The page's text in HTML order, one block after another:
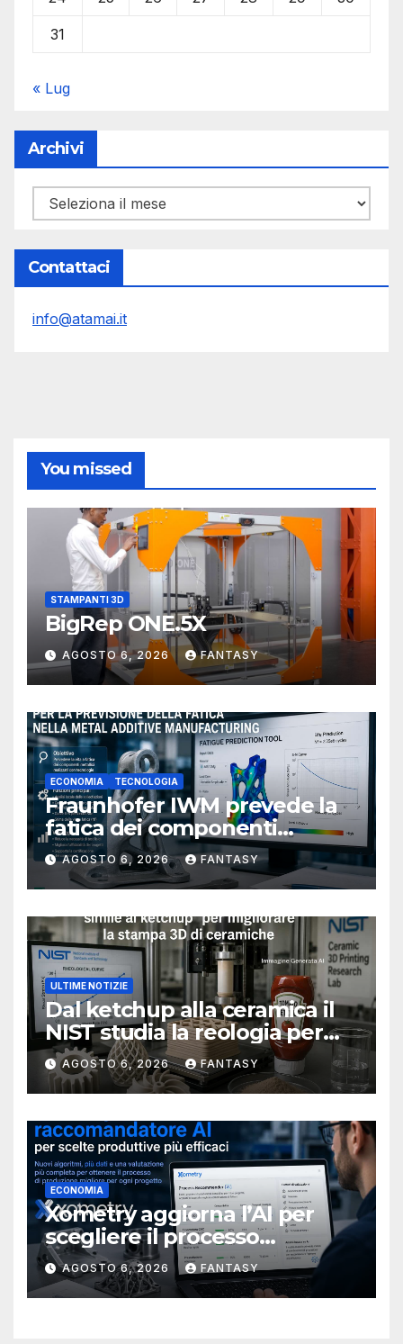
31
« Lug
Archivi
Archivi
Contattaci
info@atamai.it
You missed
STAMPANTI 3D
BigRep ONE.5X
AGOSTO 6, 2026 FANTASY
ECONOMIA TECNOLOGIA
Fraunhofer IWM prevede la
fatica dei componenti
metallici stampati in 3D
AGOSTO 6, 2026 FANTASY
ULTIME NOTIZIE
Dal ketchup alla ceramica il
NIST studia la reologia per
rendere più affidabile la
stampa 3D
AGOSTO 6, 2026 FANTASY
ECONOMIA
Xometry aggiorna l’AI per
scegliere il processo
produttivo più adatto
AGOSTO 6, 2026 FANTASY